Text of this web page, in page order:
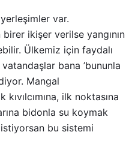
var.
ikişer verilse yangının
Ülkemiz için faydalı
bana ’bununla
Mangal
ilk noktasına
bidonla su koymak
bu sistemi